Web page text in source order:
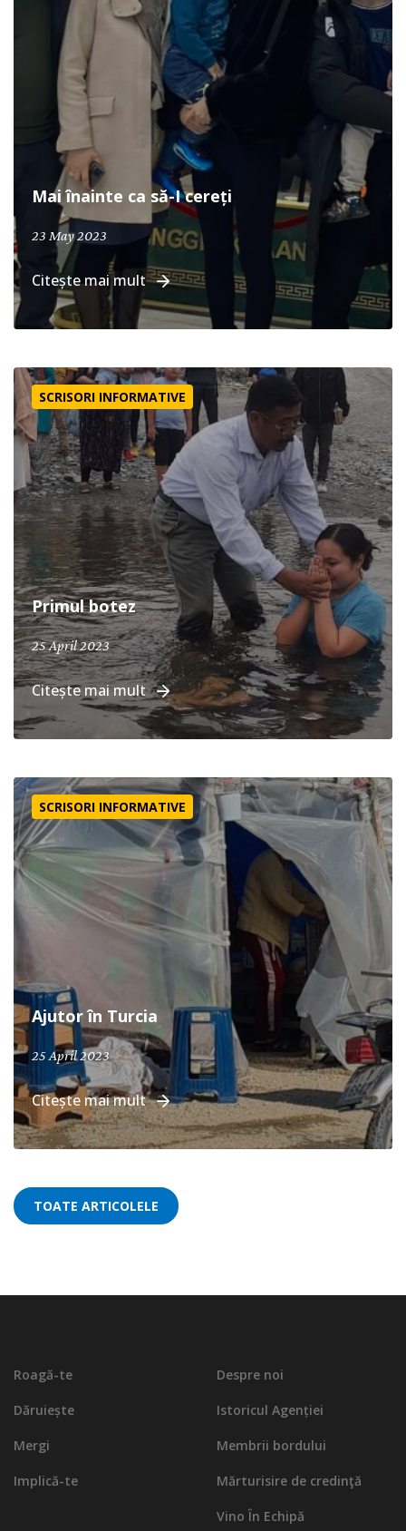
Mai înainte ca să-I cereți
23 May 2023
Citește mai mult
Primul botez
Primul botez
SCRISORI INFORMATIVE
25 April 2023
Citește mai mult
Ajutor în Turcia
Ajutor în Turcia
SCRISORI INFORMATIVE
25 April 2023
Citește mai mult
TOATE ARTICOLELE
Roagă-te
Dăruiește
Mergi
Implică-te
Despre noi
Istoricul Agenției
Membrii bordului
Mărturisire de credinţă
Vino În Echipă